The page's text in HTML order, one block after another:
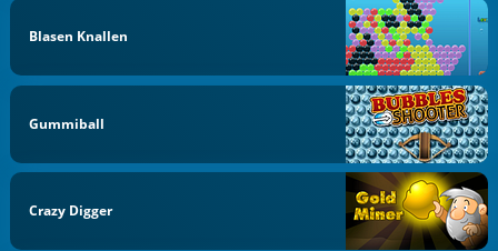
Blasen Knallen
Gummiball
Crazy Digger